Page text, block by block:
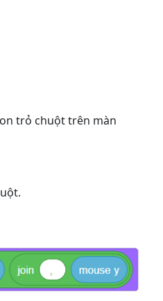
trỏ chuột trên màn